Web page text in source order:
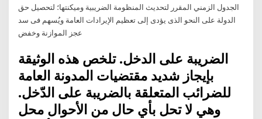
الجدول الزمني المقرر لتحديث المنظومة الضريبية وميكنتها؛ لتحصيل حق
الدولة على النحو الذى يؤدى إلى تعظيم الإيرادات العامة ويُسهم فى سد
عجز الموازنة وخفض
الضريبة على الدخل. تلخص هذه الوثيقة
بإيجاز شديد مقتضيات المدونة العامة
للضرائب المتعلقة بالضريبة على الدّخل.
وهي لا تحل بأي حال من الأحوال محل